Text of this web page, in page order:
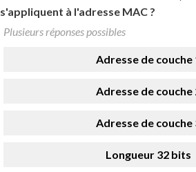
s'appliquent à l'adresse MAC ?
Plusieurs réponses possibles
Adresse de couche
Adresse de couche
Adresse de couche
Longueur 32 bits